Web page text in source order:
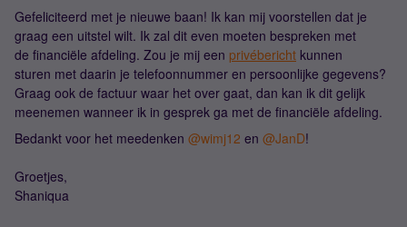
Gefeliciteerd met je nieuwe baan! Ik kan mij voorstellen dat je
graag een uitstel wilt. Ik zal dit even moeten bespreken met
de financiële afdeling. Zou je mij een privébericht kunnen
sturen met daarin je telefoonnummer en persoonlijke gegevens?
Graag ook de factuur waar het over gaat, dan kan ik dit gelijk
meenemen wanneer ik in gesprek ga met de financiële afdeling.
Bedankt voor het meedenken ​ @wimj12 en ​ @JanD!
Groetjes,
Shaniqua